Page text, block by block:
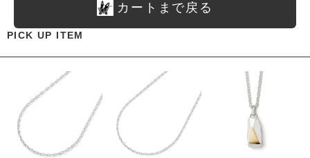
カートまで戻る
PICK UP ITEM